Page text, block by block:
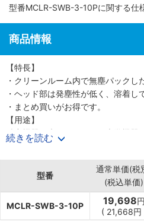
型番MCLR-SWB-3-10Pに関する仕
商品情報
【特長】
・クリーンルーム内で無塵パックし
・ヘッド部は発塵性が低く、溶着し
・まとめ買いがお得です。
【用途】
精密機器、光ファイバー、光学機器
基板、電子機器など、部品の清掃用
続きを読む
型番
通常単価(税
(税込単価)
MCLR-SWB-3-10P 19,698円
( 21,668円